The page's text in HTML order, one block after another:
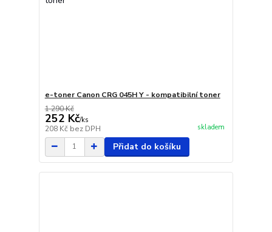
e-toner Canon CRG 045H Y - kompatibilní toner
1 290 Kč
252 Kč/ks
208 Kč bez DPH skladem
Přidat do košíku